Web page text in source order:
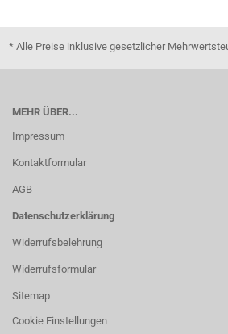
* Alle Preise inklusive gesetzlicher
MEHR ÜBER...
Impressum
Kontaktformular
AGB
Datenschutzerklärung
Widerrufsbelehrung
Widerrufsformular
Sitemap
Cookie Einstellungen